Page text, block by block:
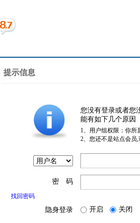
提示信息
您没有登录或者您
能有如下几个原因
1、用户组权限：你所
2、您还不是站点会员
密 码
找回密码
隐身登录 开启 关闭